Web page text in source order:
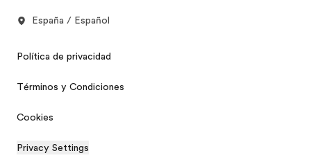
España / Español
Política de privacidad
Términos y Condiciones
Cookies
Privacy Settings